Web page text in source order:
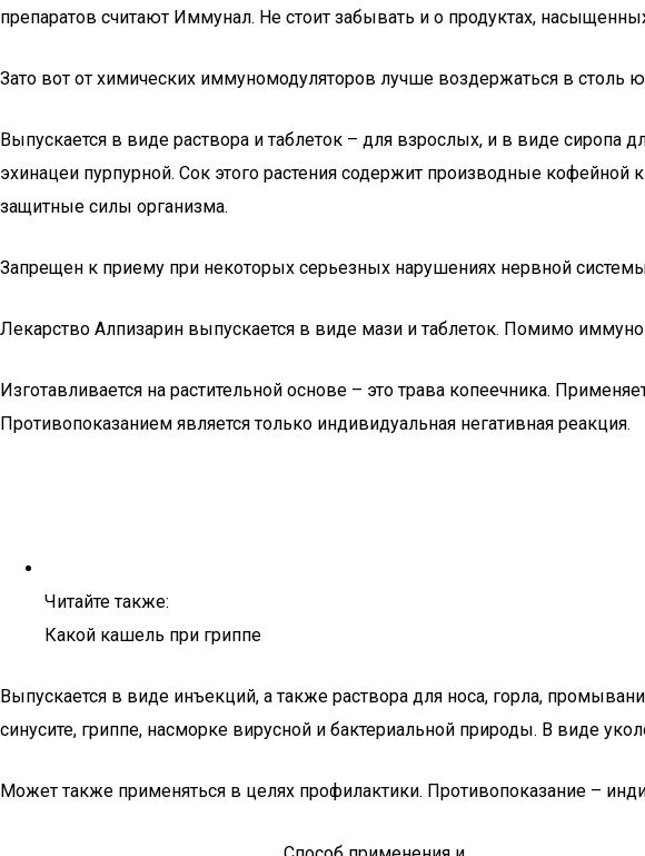
препаратов считают Иммунал. Не стоит забывать и о продуктах,
Зато вот от химических иммуномодуляторов лучше воздержаться в
Выпускается в виде раствора и таблеток – для взрослых, и в виде сиропа
эхинацеи пурпурной. Сок этого растения содержит производные
защитные силы организма.
Запрещен к приему при некоторых серьезных нарушениях нервной
Лекарство Алпизарин выпускается в виде мази и таблеток. Помимо
Изготавливается на растительной основе – это трава копеечника.
Противопоказанием является только индивидуальная негативная реакция.
Читайте также:
Какой кашель при гриппе
Выпускается в виде инъекций, а также раствора для носа, горла,
синусите, гриппе, насморке вирусной и бактериальной природы. В виде
Может также применяться в целях профилактики. Противопоказание –